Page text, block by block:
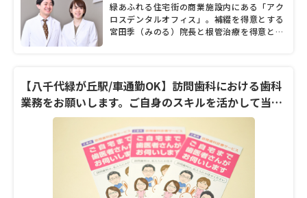
緑あふれる住宅街の商業施設内にある「アク
ロスデンタルオフィス」。補綴を得意とする
宮田季（みのる）院長と根管治療を得意とす
すのは誰もが気軽に訪れる、地域密着型の歯
科医院。これまでの互いの経験を生かして、
2人だからできることを提供していきたいと
両先生は話す。小児の歯と体の健康づくりに
も力を入れ、小児矯正のほかにも赤ちゃん主
導の離乳食のスタイル「ベビーレッドウィー
ニング（BLW）」のアドバイスも行ってい
る。自らも子育て経験があり、子育て世代の
悩みに親身になって寄り添う季院長と悠衣先
生に、同院の診療の特徴を聞いた。
【八千代緑が丘駅/車通勤OK】訪問歯科における歯科
業務をお願いします。ご自身のスキルを活かして当院
で働いてみませんか？